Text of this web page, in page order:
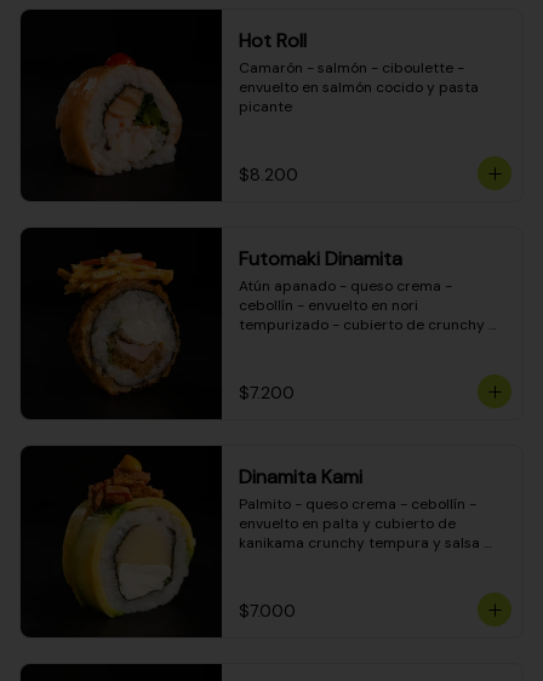
Hot Roll
Camarón - salmón - ciboulette -
envuelto en salmón cocido y pasta
picante
$8.200
Futomaki Dinamita
Atún apanado - queso crema -
cebollín - envuelto en nori
tempurizado - cubierto de crunchy
$7.200
Dinamita Kami
Palmito - queso crema - cebollín -
envuelto en palta y cubierto de
kanikama crunchy tempura y salsa
$7.000